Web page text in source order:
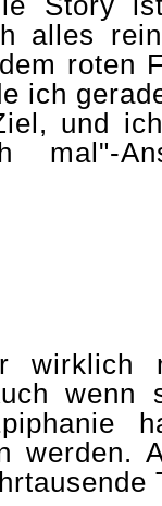
alles
roten
ich
und
mal"-
wirklich
werden.